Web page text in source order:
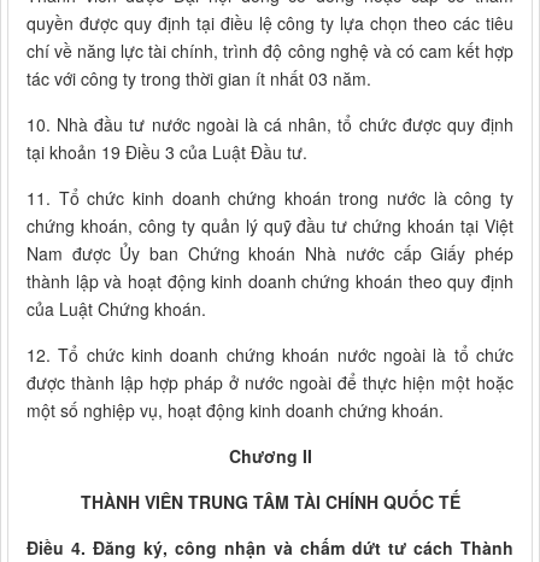
quyền được quy định tại điều lệ công ty lựa chọn theo các tiêu
chí về năng lực tài chính, trình độ công nghệ và có cam kết hợp
tác với công ty trong thời gian ít nhất 03 năm.
10. Nhà đầu tư nước ngoài là cá nhân, tổ chức được quy định
tại khoản 19 Điều 3 của Luật Đầu tư.
11. Tổ chức kinh doanh chứng khoán trong nước là công ty
chứng khoán, công ty quản lý quỹ đầu tư chứng khoán tại Việt
Nam được Ủy ban Chứng khoán Nhà nước cấp Giấy phép
thành lập và hoạt động kinh doanh chứng khoán theo quy định
của Luật Chứng khoán.
12. Tổ chức kinh doanh chứng khoán nước ngoài là tổ chức
được thành lập hợp pháp ở nước ngoài để thực hiện một hoặc
một số nghiệp vụ, hoạt động kinh doanh chứng khoán.
Chương II
THÀNH VIÊN TRUNG TÂM TÀI CHÍNH QUỐC TẾ
Điều 4. Đăng ký, công nhận và chấm dứt tư cách Thành